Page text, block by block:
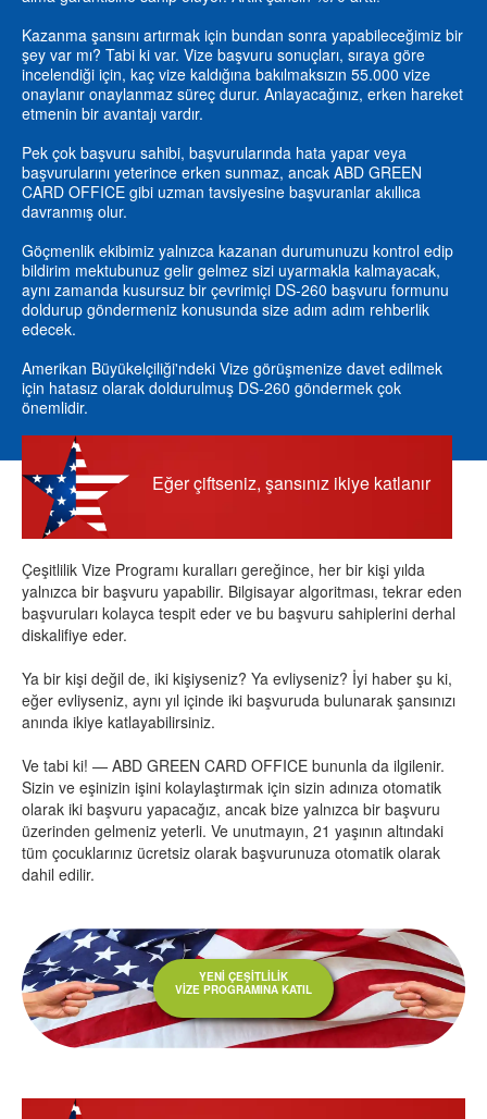
Kazanma şansını artırmak için bundan sonra yapabileceğimiz bir
şey var mı? Tabi ki var. Vize başvuru sonuçları, sıraya göre
incelendiği için, kaç vize kaldığına bakılmaksızın 55.000 vize
onaylanır onaylanmaz süreç durur. Anlayacağınız, erken hareket
etmenin bir avantajı vardır.
Pek çok başvuru sahibi, başvurularında hata yapar veya
başvurularını yeterince erken sunmaz, ancak ABD GREEN
CARD OFFICE gibi uzman tavsiyesine başvuranlar akıllıca
davranmış olur.
Göçmenlik ekibimiz yalnızca kazanan durumunuzu kontrol edip
bildirim mektubunuz gelir gelmez sizi uyarmakla kalmayacak,
aynı zamanda kusursuz bir çevrimiçi DS-260 başvuru formunu
doldurup göndermeniz konusunda size adım adım rehberlik
edecek.
Amerikan Büyükelçiliği'ndeki Vize görüşmenize davet edilmek
için hatasız olarak doldurulmuş DS-260 göndermek çok
önemlidir.
Eğer çiftseniz, şansınız ikiye katlanır
Çeşitlilik Vize Programı kuralları gereğince, her bir kişi yılda
yalnızca bir başvuru yapabilir. Bilgisayar algoritması, tekrar eden
başvuruları kolayca tespit eder ve bu başvuru sahiplerini derhal
diskalifiye eder.
Ya bir kişi değil de, iki kişiyseniz? Ya evliyseniz? İyi haber şu ki,
eğer evliyseniz, aynı yıl içinde iki başvuruda bulunarak şansınızı
anında ikiye katlayabilirsiniz.
Ve tabi ki! — ABD GREEN CARD OFFICE bununla da ilgilenir.
Sizin ve eşinizin işini kolaylaştırmak için sizin adınıza otomatik
olarak iki başvuru yapacağız, ancak bize yalnızca bir başvuru
üzerinden gelmeniz yeterli. Ve unutmayın, 21 yaşının altındaki
tüm çocuklarınız ücretsiz olarak başvurunuza otomatik olarak
dahil edilir.
YENİ ÇEŞİTLİLİK
VİZE PROGRAMINA KATIL